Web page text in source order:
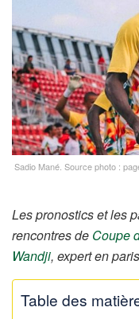
Sadio Mané. Source photo :
Les pronostics et les
rencontres de Coupe
Wandji, expert en
Table des